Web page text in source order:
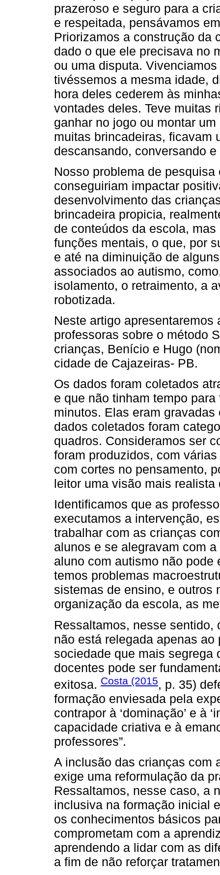
prazeroso e seguro para a
e respeitada, pensávamos
Priorizamos a construção da
dado o que ele precisava no
ou uma disputa.
tivéssemos a mesma idade,
hora deles cederem às
vontades deles. Teve muitas
ganhar no jogo ou montar
muitas brincadeiras, ficavam
descansando, conversando e
Nosso problema de
conseguiriam impactar
desenvolvimento das
brincadeira propicia,
de conteúdos da escola,
funções mentais, o que, por
e até na diminuição de
associados ao autismo,
isolamento, o retraimento, a
robotizada.
Neste artigo
professoras sobre o método
crianças, Benício e Hugo
cidade de Cajazeiras- PB.
Os dados foram coletados
e que não tinham tempo
minutos. Elas eram
dados coletados foram
quadros. Consideramos ser
foram produzidos, com
com cortes no pensamento,
leitor uma visão mais realista
Identificamos que as
executamos a intervenção,
trabalhar com as crianças
alunos e se alegravam com
aluno com autismo não pode
temos problemas
sistemas de ensino, e outros
organização da escola, as
Ressaltamos, nesse
não está relegada apenas
sociedade que mais segrega
docentes pode ser
exitosa. Costa (2015, p. 35)
formação enviesada pela
contrapor à ‘dominação’ e à
capacidade criativa e à
professores”.
A inclusão das crianças com
exige uma reformulação da
Ressaltamos, nesse caso, a
inclusiva na formação inicial
os conhecimentos básicos
comprometam com a
aprendendo a lidar com as
a fim de não reforçar